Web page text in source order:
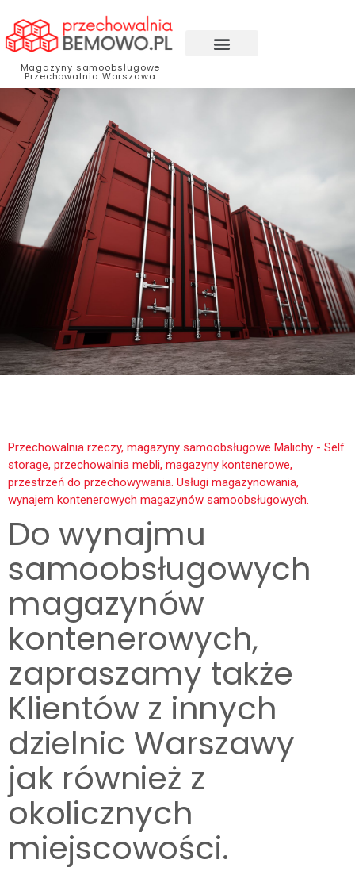
Magazyny samoobsługowe
Przechowalnia Warszawa
Przechowalnia rzeczy, magazyny samoobsługowe Malichy - Self
storage, przechowalnia mebli, magazyny kontenerowe,
przestrzeń do przechowywania. Usługi magazynowania,
wynajem kontenerowych magazynów samoobsługowych.
Do wynajmu
samoobsługowych
magazynów
kontenerowych,
zapraszamy także
Klientów z innych
dzielnic Warszawy
jak również z
okolicznych
miejscowości.